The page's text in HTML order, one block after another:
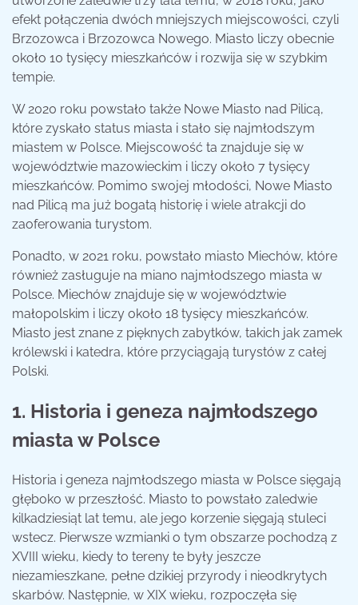
efekt połączenia dwóch mniejszych miejscowości, czyli
Brzozowca i Brzozowca Nowego. Miasto liczy obecnie
około 10 tysięcy mieszkańców i rozwija się w szybkim
tempie.
W 2020 roku powstało także Nowe Miasto nad Pilicą,
które zyskało status miasta i stało się najmłodszym
miastem w Polsce. Miejscowość ta znajduje się w
województwie mazowieckim i liczy około 7 tysięcy
mieszkańców. Pomimo swojej młodości, Nowe Miasto
nad Pilicą ma już bogatą historię i wiele atrakcji do
zaoferowania turystom.
Ponadto, w 2021 roku, powstało miasto Miechów, które
również zasługuje na miano najmłodszego miasta w
Polsce. Miechów znajduje się w województwie
małopolskim i liczy około 18 tysięcy mieszkańców.
Miasto jest znane z pięknych zabytków, takich jak zamek
królewski i katedra, które przyciągają turystów z całej
Polski.
1. Historia i geneza najmłodszego
miasta w Polsce
Historia i geneza najmłodszego miasta w Polsce sięgają
głęboko w przeszłość. Miasto to powstało zaledwie
kilkadziesiąt lat temu, ale jego korzenie sięgają stuleci
wstecz. Pierwsze wzmianki o tym obszarze pochodzą z
XVIII wieku, kiedy to tereny te były jeszcze
niezamieszkane, pełne dzikiej przyrody i nieodkrytych
skarbów. Następnie, w XIX wieku, rozpoczęła się